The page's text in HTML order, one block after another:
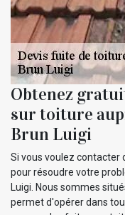
Obtenez
sur toiture
Brun Luigi
Si vous voulez contacter
pour résoudre votre
Luigi. Nous sommes
permet d'opérer dans